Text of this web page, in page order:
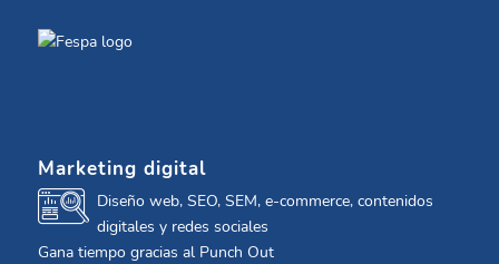
Marketing digital
Diseño web, SEO, SEM, e-commerce, contenidos
digitales y redes sociales
Gana tiempo gracias al Punch Out